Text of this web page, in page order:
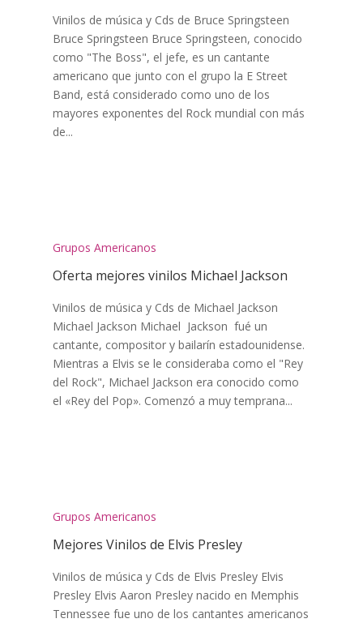
Vinilos de música y Cds de Bruce Springsteen
Bruce Springsteen Bruce Springsteen, conocido
como "The Boss", el jefe, es un cantante
americano que junto con el grupo la E Street
Band, está considerado como uno de los
mayores exponentes del Rock mundial con más
de...
Grupos Americanos
Oferta mejores vinilos Michael Jackson
Vinilos de música y Cds de Michael Jackson
Michael Jackson Michael Jackson fué un
cantante, compositor y bailarín estadounidense.
Mientras a Elvis se le consideraba como el "Rey
del Rock", Michael Jackson era conocido como
el «Rey del Pop». Comenzó a muy temprana...
Grupos Americanos
Mejores Vinilos de Elvis Presley
Vinilos de música y Cds de Elvis Presley Elvis
Presley Elvis Aaron Presley​ nacido en Memphis
Tennessee fue uno de los cantantes americanos